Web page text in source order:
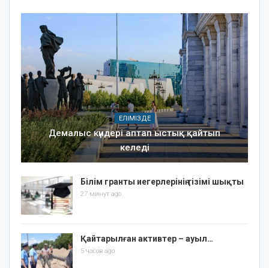
ЕЛІМІЗДЕ
Демалыс күндері аптап ыстық қайтып
келеді
Білім гранты иегерлерінің тізімі шықты
27 минут ago
Қайтарылған активтер – ауыл…
5 часов ago